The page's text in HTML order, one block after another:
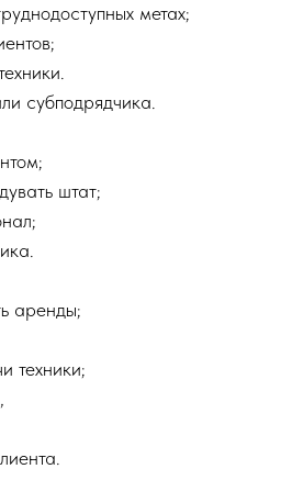
метах;
субподрядчика.
штат;
аренды;
техники;